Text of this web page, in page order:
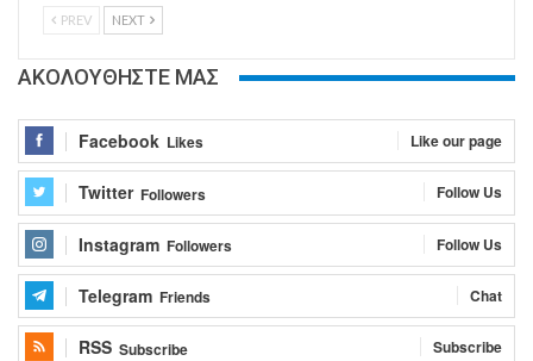
PREV NEXT
ΑΚΟΛΟΥΘΗΣΤΕ ΜΑΣ
Facebook Likes Like our page
Twitter Followers Follow Us
Instagram Followers Follow Us
Telegram Friends Chat
RSS Subscribe Subscribe